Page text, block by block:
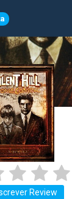
Review